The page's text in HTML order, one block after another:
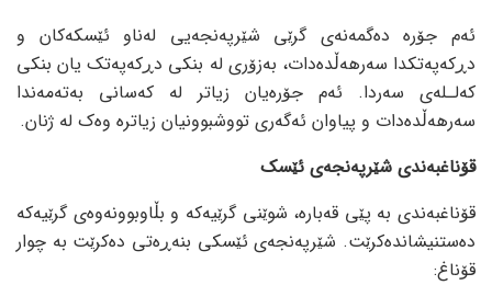
ئەم جۆرە دەگمەنەی گرێی شێرپەنجەیی لەناو ئێسکەکان و
دڕکەپەتکدا سەرهەڵدەدات، بەزۆری لە بنکی دڕکەپەتک یان بنکی
کەلـلەی سەردا. ئەم جۆرەیان زیاتر لە کەسانی بەتەمەندا
سەرهەڵدەدات و پیاوان ئەگەری تووشبوونیان زیاترە وەک لە ژنان.
قۆناغبەندی شێرپەنجەی ئێسک
قۆناغبەندی بە پێی قەبارە، شوێنی گرێیەکە و بڵاوبوونەوەی گرێیەکە
دەستنیشاندەکرێت. شێرپەنجەی ئێسکی بنەڕەتی دەکرێت بە چوار
قۆناغ: